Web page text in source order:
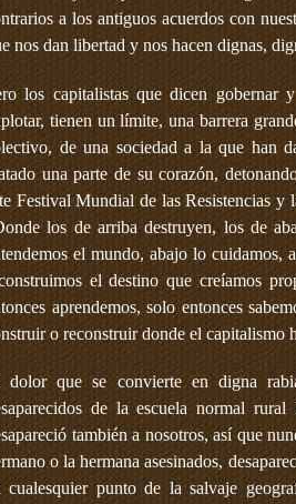
a los antiguos acuerdos con
nos dan libertad y nos hacen dignas,
los capitalistas que dicen gobernar
tienen un límite, una barrera
de una sociedad a la que han
una parte de su corazón,
Festival Mundial de las Resistencias y
los de arriba destruyen, los de
el mundo, abajo lo cuidamos,
el destino que creíamos
aprendemos, solo entonces
o reconstruir donde el capitalismo
dolor que se convierte en digna
de la escuela normal
también a nosotros, así que
o la hermana asesinados,
cualesquier punto de la salvaje